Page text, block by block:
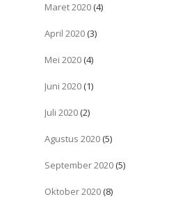
Maret 2020 (4)
April 2020 (3)
Mei 2020 (4)
Juni 2020 (1)
Juli 2020 (2)
Agustus 2020 (5)
September 2020 (5)
Oktober 2020 (8)